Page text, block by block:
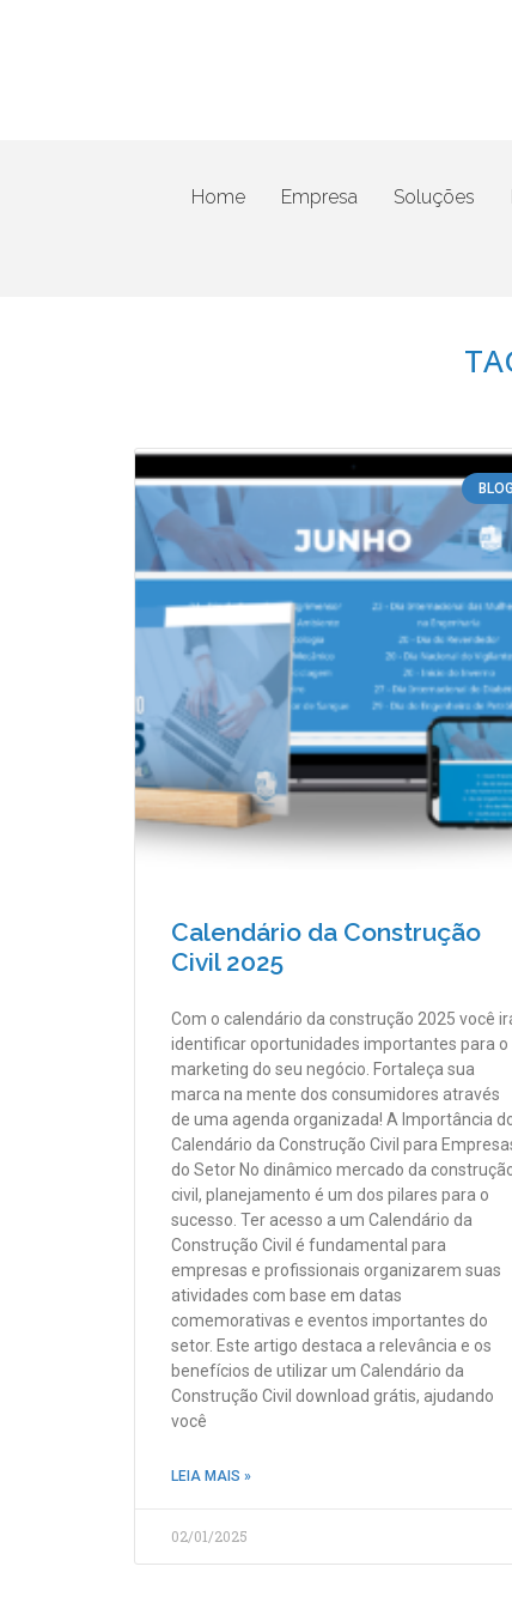
Home Empresa Soluções
BLOG
Calendário da Construção
Civil 2025
Com o calendário da construção 2025 você
identificar oportunidades importantes para o
marketing do seu negócio. Fortaleça sua
marca na mente dos consumidores através
de uma agenda organizada! A Importância
Calendário da Construção Civil para
do Setor No dinâmico mercado da
civil, planejamento é um dos pilares para o
sucesso. Ter acesso a um Calendário da
Construção Civil é fundamental para
empresas e profissionais organizarem suas
atividades com base em datas
comemorativas e eventos importantes do
setor. Este artigo destaca a relevância e os
benefícios de utilizar um Calendário da
Construção Civil download grátis, ajudando
você
LEIA MAIS »
02/01/2025